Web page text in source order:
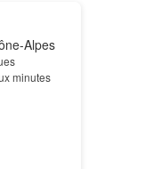
Alpes
minutes